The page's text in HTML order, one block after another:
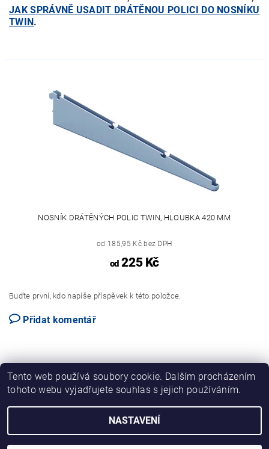
JAK SPRÁVNĚ USADIT DRÁTĚNOU POLICI DO NOSNÍKU
TWIN .
NOSNÍK DRÁTĚNÝCH POLIC TWIN, HLOUBKA 420 MM
od 185,95 Kč bez DPH
od225 Kč
Buďte první, kdo napíše příspěvek k této položce.
Přidat komentář
2026 © ELEMENT SYSTEM REGÁLY, všechna práva vyhrazena
Tento web používá soubory cookie. Dalším procházením
tohoto webu vyjadřujete souhlas s jejich používáním.
NASTAVENÍ